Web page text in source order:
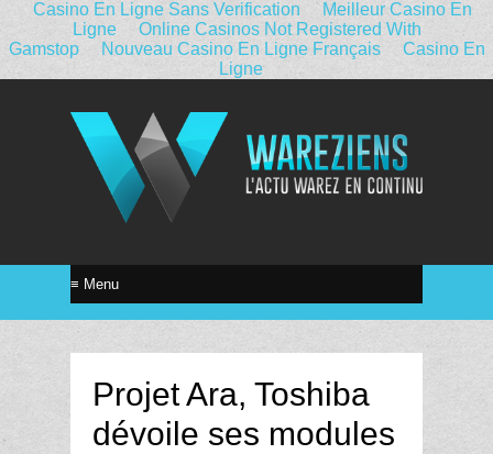
Casino En Ligne Sans Verification
Meilleur Casino En
Ligne
Online Casinos Not Registered With
Gamstop
Nouveau Casino En Ligne Français
Casino En
Ligne
Projet Ara, Toshiba
dévoile ses modules